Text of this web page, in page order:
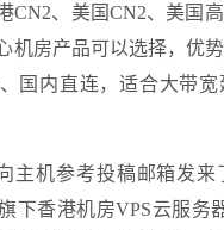
CN2、美国CN2、美国
机房产品可以选择，优
国内直连，适合大带宽
主机参考投稿邮箱发
下香港机房VPS云服务